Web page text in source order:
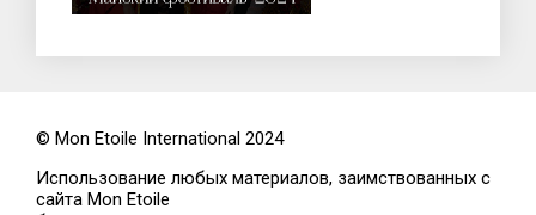
© Mon Etoile International 2024
Использование любых материалов, заимствованных с
сайта Mon Etoile